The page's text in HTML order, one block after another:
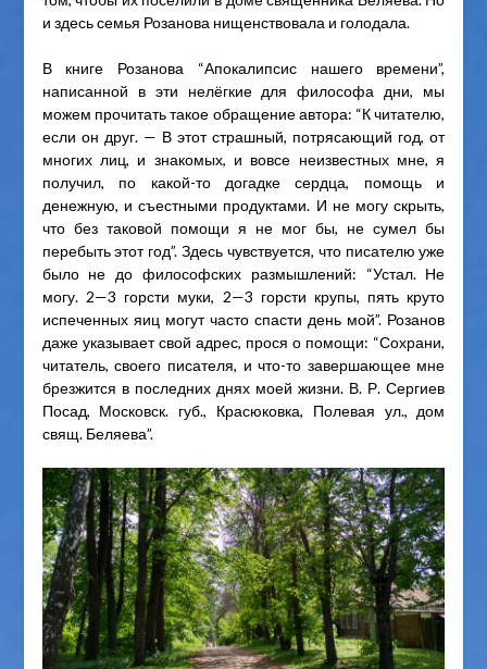
и здесь семья Розанова нищенствовала и голодала.
В книге Розанова “Апокалипсис нашего времени”,
написанной в эти нелёгкие для философа дни, мы
можем прочитать такое обращение автора: “К читателю,
если он друг. — В этот страшный, потрясающий год, от
многих лиц, и знакомых, и вовсе неизвестных мне, я
получил, по какой-то догадке сердца, помощь и
денежную, и съестными продуктами. И не могу скрыть,
что без таковой помощи я не мог бы, не сумел бы
перебыть этот год”. Здесь чувствуется, что писателю уже
было не до философских размышлений: “Устал. Не
могу. 2—3 горсти муки, 2—3 горсти крупы, пять круто
испеченных яиц могут часто спасти день мой”. Розанов
даже указывает свой адрес, прося о помощи: “Сохрани,
читатель, своего писателя, и что-то завершающее мне
брезжится в последних днях моей жизни. В. Р. Сергиев
Посад, Московск. губ., Красюковка, Полевая ул., дом
свящ. Беляева”.